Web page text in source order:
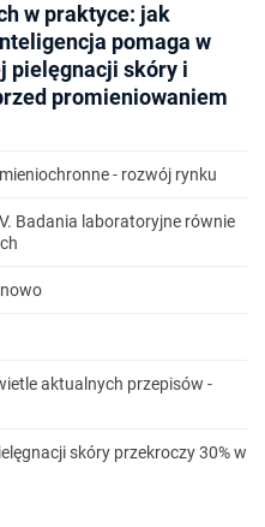
w praktyce: jak
pomaga w
pielęgnacji skóry i
promieniowaniem
- rozwój rynku
Badania laboratoryjne równie
aktualnych przepisów -
skóry przekroczy 30% w